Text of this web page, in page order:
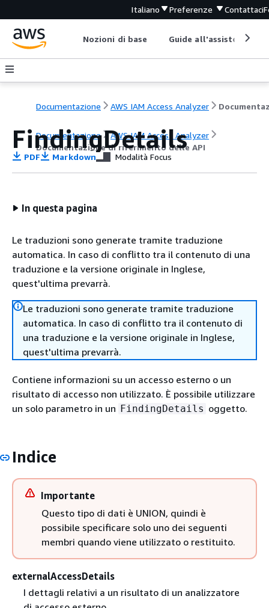
Italiano Preferenze Contattaci
Nozioni di base Guide all'assistenza
Documentazione AWS IAM Access Analyzer
Documentazione
AWS IAM Access Analyzer
Documentazione di riferimento delle API
FindingDetails
PDF Markdown Modalità Focus
In questa pagina
Le traduzioni sono generate tramite traduzione
automatica. In caso di conflitto tra il contenuto di una
traduzione e la versione originale in Inglese,
quest'ultima prevarrà.
Le traduzioni sono generate tramite traduzione
automatica. In caso di conflitto tra il contenuto di
una traduzione e la versione originale in Inglese,
quest'ultima prevarrà.
Contiene informazioni su un accesso esterno o un
risultato di accesso non utilizzato. È possibile utilizzare
un solo parametro in un FindingDetails oggetto.
Indice
Importante
Questo tipo di dati è UNION, quindi è
possibile specificare solo uno dei seguenti
membri quando viene utilizzato o restituito.
externalAccessDetails
I dettagli relativi a un risultato di un analizzatore